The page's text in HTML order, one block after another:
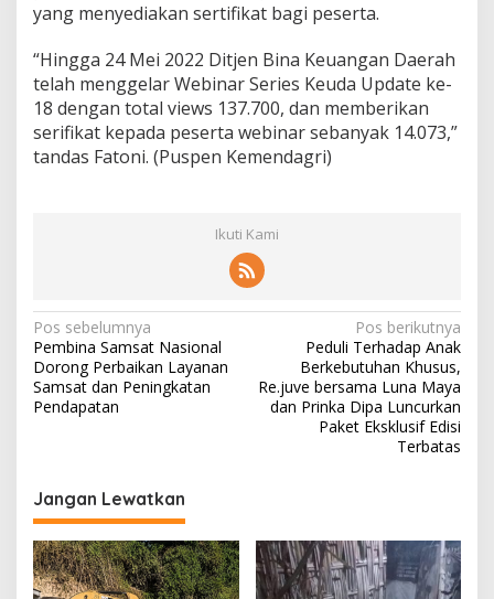
yang menyediakan sertifikat bagi peserta.
“Hingga 24 Mei 2022 Ditjen Bina Keuangan Daerah
telah menggelar Webinar Series Keuda Update ke-
18 dengan total views 137.700, dan memberikan
serifikat kepada peserta webinar sebanyak 14.073,”
tandas Fatoni. (Puspen Kemendagri)
Ikuti Kami
N
a
v
a
s
i
p
Pos sebelumnya
Pembina Samsat Nasional
Dorong Perbaikan Layanan
Samsat dan Peningkatan
Pendapatan
Pos berikutnya
Peduli Terhadap Anak
Berkebutuhan Khusus,
Re.juve bersama Luna Maya
dan Prinka Dipa Luncurkan
Paket Eksklusif Edisi
Terbatas
Jangan Lewatkan